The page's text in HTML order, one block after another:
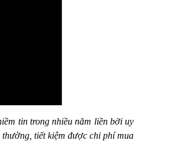
tin trong nhiều năm liền bởi uy
tiết kiệm được chi phí mua